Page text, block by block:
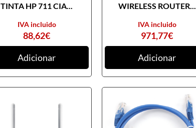
TINTA HP 711 CIA...
88,62€
IVA incluido
Adicionar
WIRELESS ROUTER...
971,77€
IVA incluido
Adicionar